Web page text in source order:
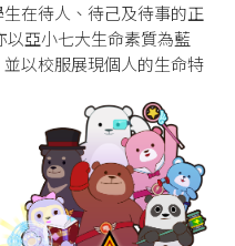
在待人、待己及待事的正
以亞小七大生命素質為藍
以校服展現個人的生命特